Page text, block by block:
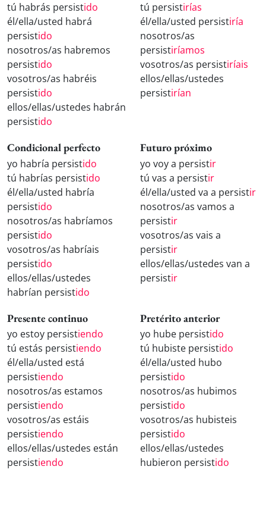
tú habrás persistido
él/ella/usted habrá
persistido
nosotros/as habremos
persistido
vosotros/as habréis
persistido
ellos/ellas/ustedes habrán
persistido
tú persistirías
él/ella/usted persistiría
nosotros/as
persistiríamos
vosotros/as persistiríais
ellos/ellas/ustedes
persistirían
Condicional perfecto
yo habría persistido
tú habrías persistido
él/ella/usted habría
persistido
nosotros/as habríamos
persistido
vosotros/as habríais
persistido
ellos/ellas/ustedes
habrían persistido
Futuro próximo
yo voy a persistir
tú vas a persistir
él/ella/usted va a persistir
nosotros/as vamos a
persistir
vosotros/as vais a
persistir
ellos/ellas/ustedes van a
persistir
Presente continuo
yo estoy persistiendo
tú estás persistiendo
él/ella/usted está
persistiendo
nosotros/as estamos
persistiendo
vosotros/as estáis
persistiendo
ellos/ellas/ustedes están
persistiendo
Pretérito anterior
yo hube persistido
tú hubiste persistido
él/ella/usted hubo
persistido
nosotros/as hubimos
persistido
vosotros/as hubisteis
persistido
ellos/ellas/ustedes
hubieron persistido